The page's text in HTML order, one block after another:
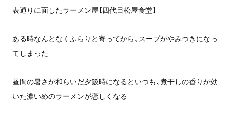
表通りに面したラーメン屋【四代目松屋食堂】
ある時なんとなくふらりと寄ってから、スープがやみつきになっ
てしまった
昼間の暑さが和らいだ夕飯時になるといつも、煮干しの香りが効
いた濃いめのラーメンが恋しくなる